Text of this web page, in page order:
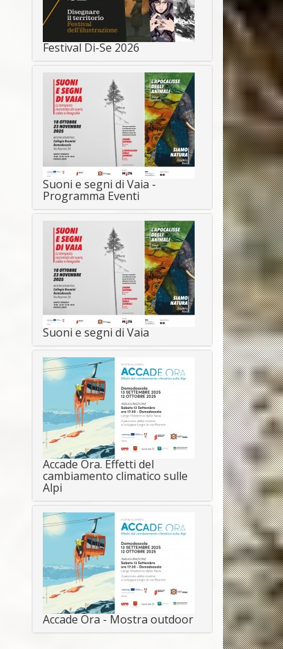
Festival Di-Se 2026
Suoni e segni di Vaia -
Programma Eventi
Suoni e segni di Vaia
Accade Ora. Effetti del
cambiamento climatico sulle
Alpi
Accade Ora - Mostra outdoor